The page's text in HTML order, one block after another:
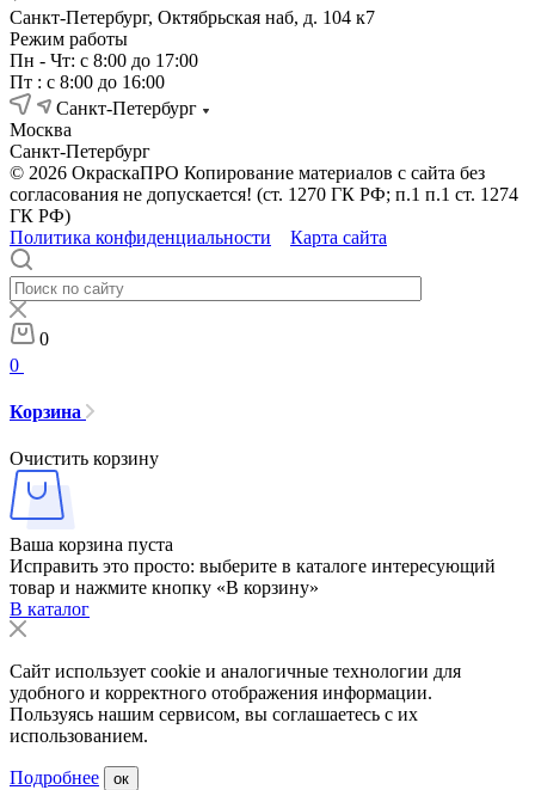
Санкт-Петербург, Октябрьская наб, д. 104 к7
Режим работы
Пн - Чт: с 8:00 до 17:00
Пт : с 8:00 до 16:00
Санкт-Петербург
Москва
Санкт-Петербург
© 2026 ОкраскаПРО Копирование материалов с сайта без
согласования не допускается! (ст. 1270 ГК РФ; п.1 п.1 ст. 1274
ГК РФ)
Политика конфиденциальности
Карта сайта
0
0
Корзина
Очистить корзину
Ваша корзина пуста
Исправить это просто: выберите в каталоге интересующий
товар и нажмите кнопку «В корзину»
В каталог
Сайт использует cookie и аналогичные технологии для
удобного и корректного отображения информации.
Пользуясь нашим сервисом, вы соглашаетесь с их
использованием.
Подробнее ок